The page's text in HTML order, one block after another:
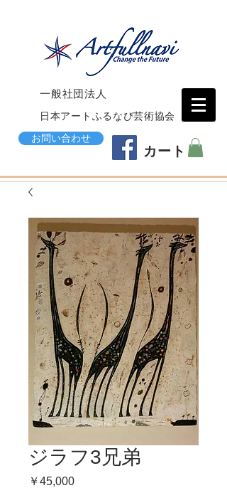
日本アートふるなび芸術協会
一般社団法人
お問い合わせ
カート
ジラフ3兄弟
￥45,000価